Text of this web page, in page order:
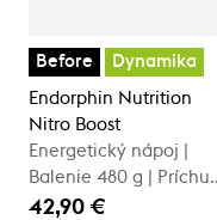
Before Dynamika
Endorphin Nutrition
Nitro Boost
Energetický nápoj |
Balenie 480 g | Príchuť
lesného ovocia
42,90 €